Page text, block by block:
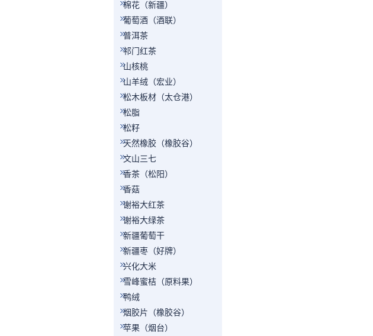
棉花（新疆）
葡萄酒（酒联）
普洱茶
祁门红茶
山核桃
山羊绒（宏业）
松木板材（太仓港）
松脂
松籽
天然橡胶（橡胶谷）
文山三七
香茶（松阳）
香菇
谢裕大红茶
谢裕大绿茶
新疆葡萄干
新疆枣（好牌）
兴化大米
雪峰蜜桔（原料果）
鸭绒
烟胶片（橡胶谷）
苹果（烟台）